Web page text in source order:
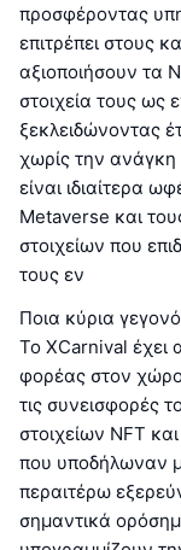
προσφέροντας
επιτρέπει στους
αξιοποιήσουν τα
στοιχεία τους ως
ξεκλειδώνοντας
χωρίς την
είναι ιδιαίτερα
Metaverse και
στοιχείων που
τους εν
Ποια κύρια
Το XCarnival έχει
φορέας στον χώρο
τις συνεισφορές
στοιχείων NFT
που υποδήλωναν
περαιτέρω
σημαντικά